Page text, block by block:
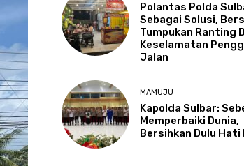
Polantas Polda
Sebagai Solusi,
Tumpukan Ranting
Keselamatan
Jalan
MAMUJU
Kapolda Sulbar:
Memperbaiki Dunia,
Bersihkan Dulu Hati